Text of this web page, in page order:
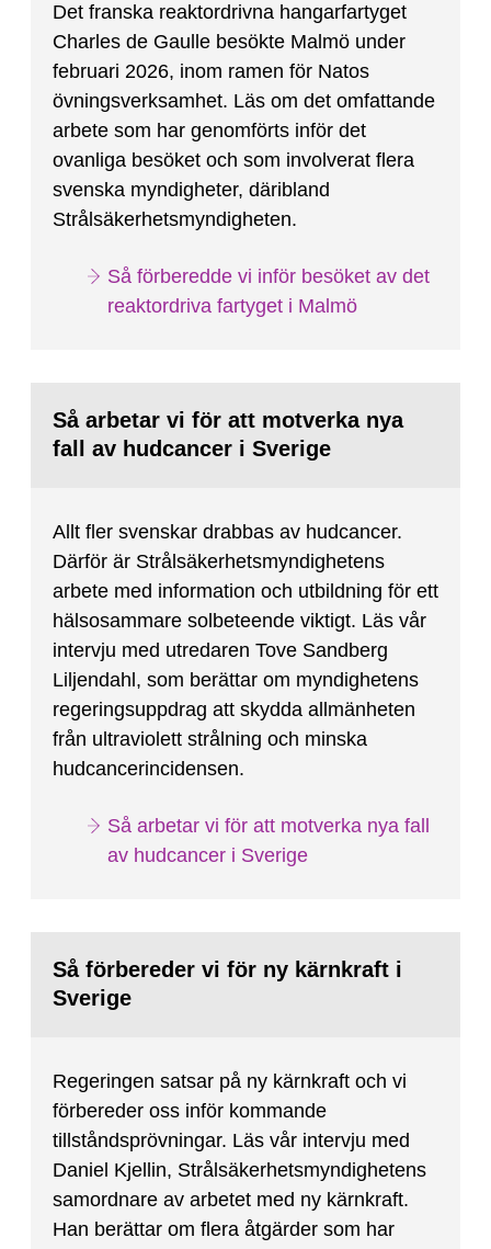
Det franska reaktordrivna hangarfartyget
Charles de Gaulle besökte Malmö under
februari 2026, inom ramen för Natos
övningsverksamhet. Läs om det omfattande
arbete som har genomförts inför det
ovanliga besöket och som involverat flera
svenska myndigheter, däribland
Strålsäkerhetsmyndigheten.
Så förberedde vi inför besöket av det
reaktordriva fartyget i Malmö
Så arbetar vi för att motverka nya
fall av hudcancer i Sverige
Allt fler svenskar drabbas av hudcancer.
Därför är Strålsäkerhetsmyndighetens
arbete med information och utbildning för ett
hälsosammare solbeteende viktigt. Läs vår
intervju med utredaren Tove Sandberg
Liljendahl, som berättar om myndighetens
regeringsuppdrag att skydda allmänheten
från ultraviolett strålning och minska
hudcancerincidensen.
Så arbetar vi för att motverka nya fall
av hudcancer i Sverige
Så förbereder vi för ny kärnkraft i
Sverige
Regeringen satsar på ny kärnkraft och vi
förbereder oss inför kommande
tillståndsprövningar. Läs vår intervju med
Daniel Kjellin, Strålsäkerhetsmyndighetens
samordnare av arbetet med ny kärnkraft.
Han berättar om flera åtgärder som har